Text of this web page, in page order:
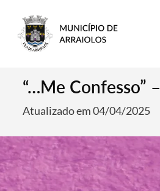
“…Me Confesso” –
Atualizado em 04/04/2025